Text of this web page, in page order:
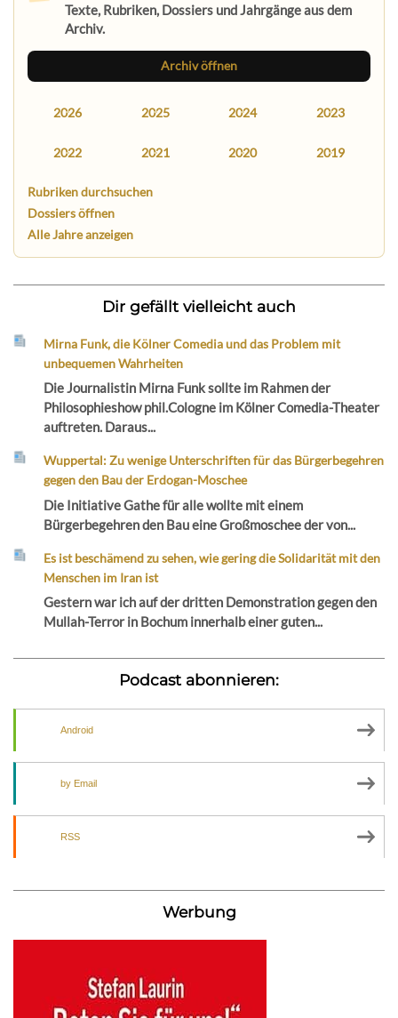
Texte, Rubriken, Dossiers und Jahrgänge aus dem
Archiv.
Archiv öffnen
2026 2025 2024 2023
2022 2021 2020 2019
Rubriken durchsuchen
Dossiers öffnen
Alle Jahre anzeigen
Dir gefällt vielleicht auch
Mirna Funk, die Kölner Comedia und das Problem mit
unbequemen Wahrheiten
Die Journalistin Mirna Funk sollte im Rahmen der
Philosophieshow phil.Cologne im Kölner Comedia-Theater
auftreten. Daraus...
Wuppertal: Zu wenige Unterschriften für das Bürgerbegehren
gegen den Bau der Erdogan-Moschee
Die Initiative Gathe für alle wollte mit einem
Bürgerbegehren den Bau eine Großmoschee der von...
Es ist beschämend zu sehen, wie gering die Solidarität mit den
Menschen im Iran ist
Gestern war ich auf der dritten Demonstration gegen den
Mullah-Terror in Bochum innerhalb einer guten...
Podcast abonnieren:
Android
by Email
RSS
Werbung